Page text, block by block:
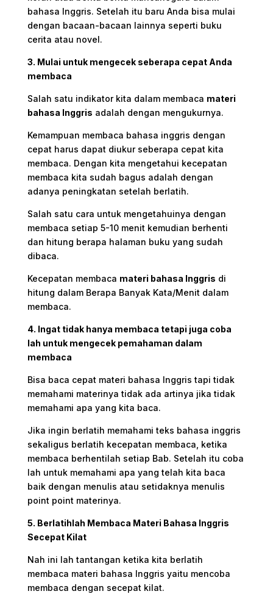
bahasa Inggris. Setelah itu baru Anda bisa mulai
dengan bacaan-bacaan lainnya seperti buku
cerita atau novel.
3. Mulai untuk mengecek seberapa cepat Anda
membaca
Salah satu indikator kita dalam membaca materi
bahasa Inggris adalah dengan mengukurnya.
Kemampuan membaca bahasa inggris dengan
cepat harus dapat diukur seberapa cepat kita
membaca. Dengan kita mengetahui kecepatan
membaca kita sudah bagus adalah dengan
adanya peningkatan setelah berlatih.
Salah satu cara untuk mengetahuinya dengan
membaca setiap 5-10 menit kemudian berhenti
dan hitung berapa halaman buku yang sudah
dibaca.
Kecepatan membaca materi bahasa Inggris di
hitung dalam Berapa Banyak Kata/Menit dalam
membaca.
4. Ingat tidak hanya membaca tetapi juga coba
lah untuk mengecek pemahaman dalam
membaca
Bisa baca cepat materi bahasa Inggris tapi tidak
memahami materinya tidak ada artinya jika tidak
memahami apa yang kita baca.
Jika ingin berlatih memahami teks bahasa inggris
sekaligus berlatih kecepatan membaca, ketika
membaca berhentilah setiap Bab. Setelah itu coba
lah untuk memahami apa yang telah kita baca
baik dengan menulis atau setidaknya menulis
point point materinya.
5. Berlatihlah Membaca Materi Bahasa Inggris
Secepat Kilat
Nah ini lah tantangan ketika kita berlatih
membaca materi bahasa Inggris yaitu mencoba
membaca dengan secepat kilat.